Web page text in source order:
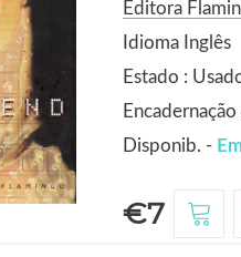
Editora
Idioma Inglês
Estado :
Disponib. -
€7